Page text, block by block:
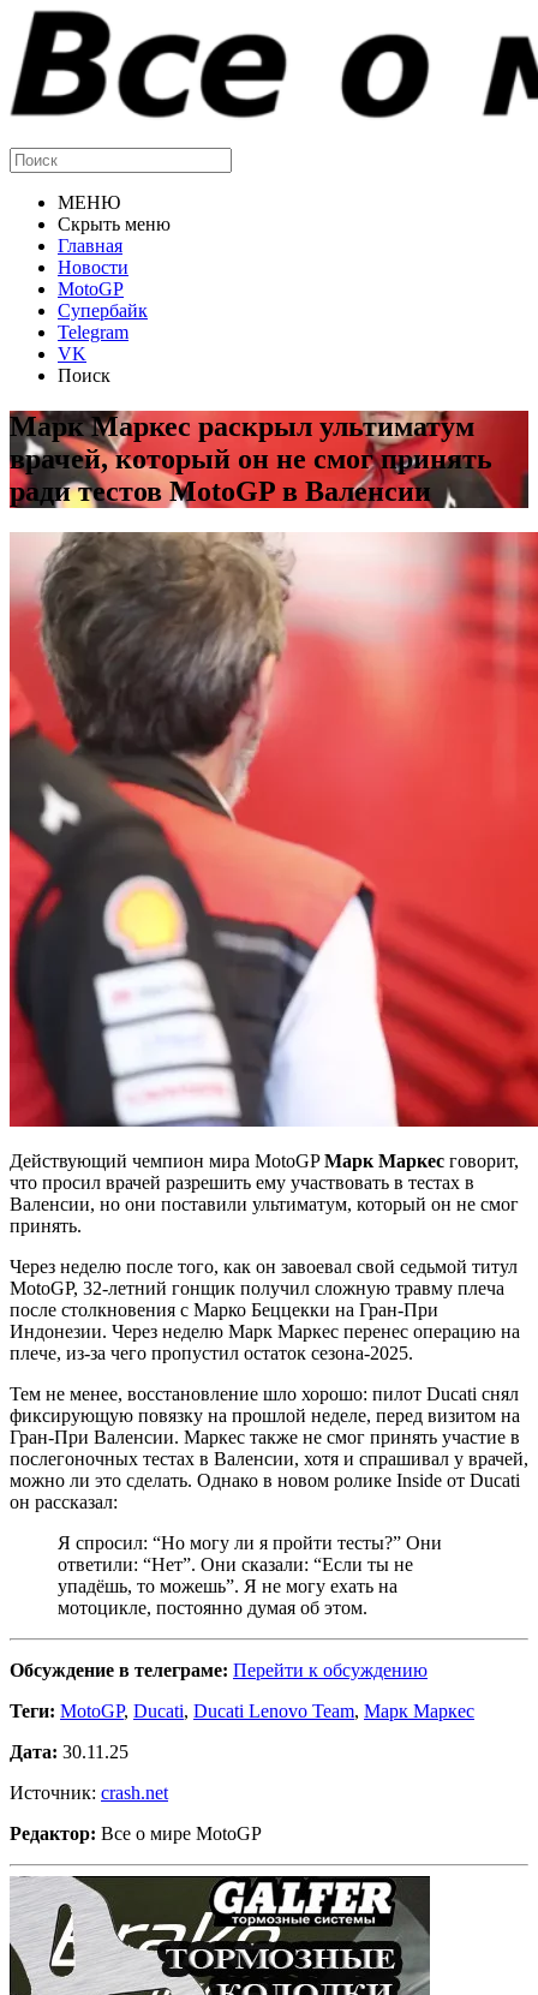
МЕНЮ
Скрыть меню
Главная
Новости
MotoGP
Супербайк
Telegram
VK
Поиск
Марк Маркес раскрыл ультиматум
врачей, который он не смог принять
ради тестов MotoGP в Валенсии
Действующий чемпион мира MotoGPМарк Маркес говорит,
что просил врачей разрешить ему участвовать в тестах в
Валенсии, но они поставили ультиматум, который он не смог
принять.
Через неделю после того, как он завоевал свой седьмой титул
MotoGP, 32‑летний гонщик получил сложную травму плеча
после столкновения с Марко Беццекки на Гран-При
Индонезии. Через неделю Марк Маркес перенес операцию на
плече, из‑за чего пропустил остаток сезона‑2025.
Тем не менее, восстановление шло хорошо: пилот Ducati снял
фиксирующую повязку на прошлой неделе, перед визитом на
Гран-При Валенсии. Маркес также не смог принять участие в
послегоночных тестах в Валенсии, хотя и спрашивал у врачей,
можно ли это сделать. Однако в новом ролике Inside от Ducati
он рассказал:
Я спросил: “Но могу ли я пройти тесты?” Они
ответили: “Нет”. Они сказали: “Если ты не
упадёшь, то можешь”. Я не могу ехать на
мотоцикле, постоянно думая об этом.
Обсуждение в телеграме: Перейти к обсуждению
Теги: MotoGP, Ducati, Ducati Lenovo Team, Марк Маркес
Дата: 30.11.25
Источник: crash.net
Редактор: Все о мире MotoGP